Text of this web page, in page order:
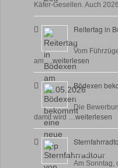
Käfer-Gesellen. Auch
Reitertag in
27 Mai, 2026
Vom
am …weiterlesen
Bödexen
28 April, 2026
Die
damit wird …weiterlesen
23 April, 2026
Am Sonntag,